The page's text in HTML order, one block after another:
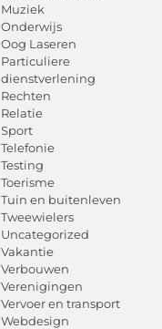
Muziek
Onderwijs
Oog Laseren
Particuliere
dienstverlening
Rechten
Relatie
Sport
Telefonie
Testing
Toerisme
Tuin en buitenleven
Tweewielers
Uncategorized
Vakantie
Verbouwen
Verenigingen
Vervoer en transport
Webdesign